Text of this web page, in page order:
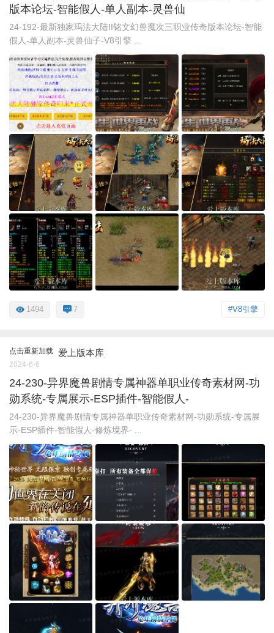
版本论坛-智能假人-单人副本-灵兽仙
24-192-最新独家玛法大陆II铭文幻兽魔次三职业传奇版本论坛-智能
假人-单人副本-灵兽仙子-V8引擎 ...
#V8引擎
1494 7
点击重新加载 爱上版本库
2024-6-6
24-230-异界魔兽剧情专属神器单职业传奇素材网-功
勋系统-专属展示-ESP插件-智能假人-
24-230-异界魔兽剧情专属神器单职业传奇素材网-功勋系统-专属展
示-ESP插件-智能假人-修炼境界- ...